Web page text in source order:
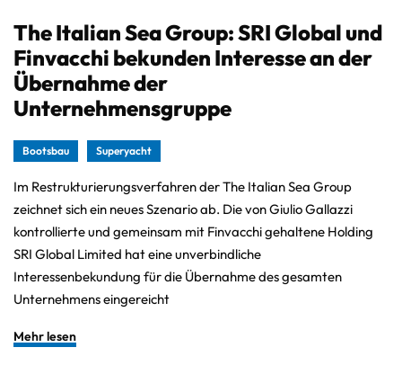
The Italian Sea Group: SRI Global und
Finvacchi bekunden Interesse an der
Übernahme der
Unternehmensgruppe
Bootsbau Superyacht
Im Restrukturierungsverfahren der The Italian Sea Group
zeichnet sich ein neues Szenario ab. Die von Giulio Gallazzi
kontrollierte und gemeinsam mit Finvacchi gehaltene Holding
SRI Global Limited hat eine unverbindliche
Interessenbekundung für die Übernahme des gesamten
Unternehmens eingereicht
Mehr lesen